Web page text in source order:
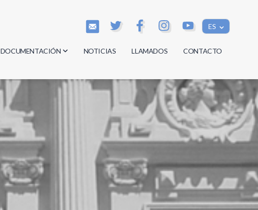
ES
DOCUMENTACIÓN
Actas
Reglamentos
Documentos
NOTICIAS LLAMADOS CONTACTO